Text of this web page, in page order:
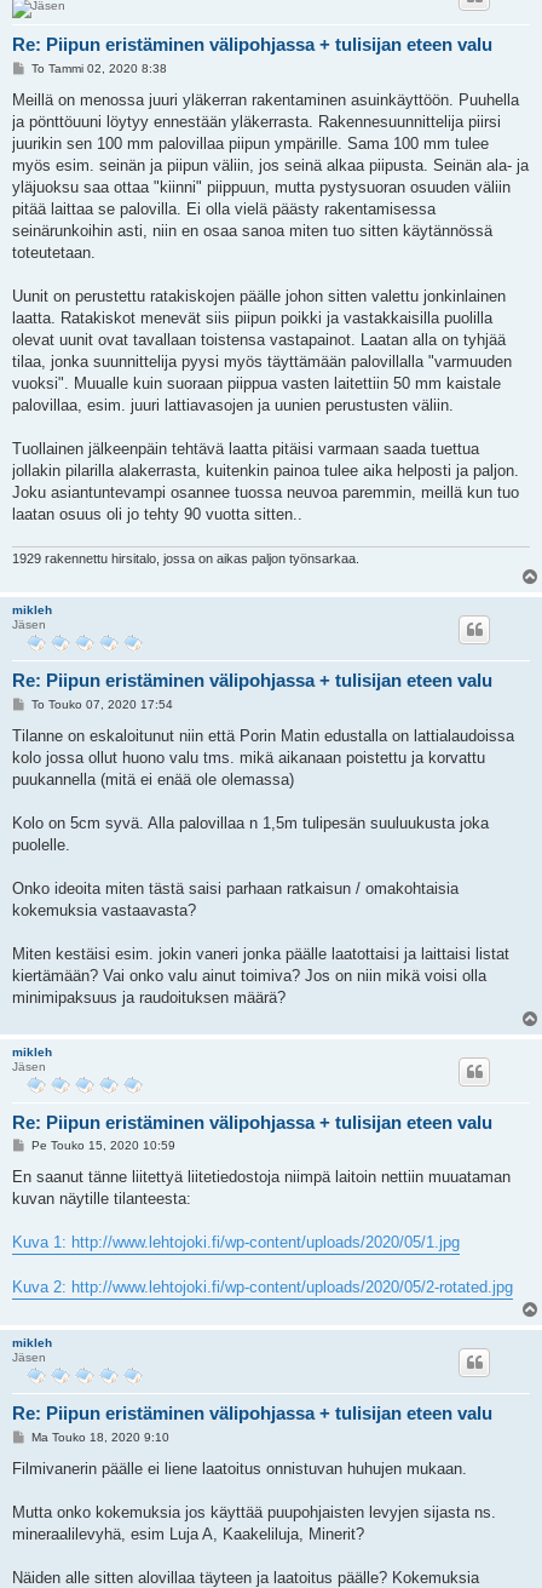
Re: Piipun eristäminen välipohjassa + tulisijan eteen valu
V
e
i
To Tammi 02, 2020 8:38
Meillä on menossa juuri yläkerran rakentaminen asuinkäyttöön. Puuhella
ja pönttöuuni löytyy ennestään yläkerrasta. Rakennesuunnittelija piirsi
juurikin sen 100 mm palovillaa piipun ympärille. Sama 100 mm tulee
myös esim. seinän ja piipun väliin, jos seinä alkaa piipusta. Seinän ala- ja
yläjuoksu saa ottaa "kiinni" piippuun, mutta pystysuoran osuuden väliin
pitää laittaa se palovilla. Ei olla vielä päästy rakentamisessa
seinärunkoihin asti, niin en osaa sanoa miten tuo sitten käytännössä
toteutetaan.
Uunit on perustettu ratakiskojen päälle johon sitten valettu jonkinlainen
laatta. Ratakiskot menevät siis piipun poikki ja vastakkaisilla puolilla
olevat uunit ovat tavallaan toistensa vastapainot. Laatan alla on tyhjää
tilaa, jonka suunnittelija pyysi myös täyttämään palovillalla "varmuuden
vuoksi". Muualle kuin suoraan piippua vasten laitettiin 50 mm kaistale
palovillaa, esim. juuri lattiavasojen ja uunien perustusten väliin.
Tuollainen jälkeenpäin tehtävä laatta pitäisi varmaan saada tuettua
jollakin pilarilla alakerrasta, kuitenkin painoa tulee aika helposti ja paljon.
Joku asiantuntevampi osannee tuossa neuvoa paremmin, meillä kun tuo
laatan osuus oli jo tehty 90 vuotta sitten..
1929 rakennettu hirsitalo, jossa on aikas paljon työnsarkaa.
mikleh
Jäsen
Re: Piipun eristäminen välipohjassa + tulisijan eteen valu
V
e
t
i
To Touko 07, 2020 17:54
Tilanne on eskaloitunut niin että Porin Matin edustalla on lattialaudoissa
kolo jossa ollut huono valu tms. mikä aikanaan poistettu ja korvattu
puukannella (mitä ei enää ole olemassa)
Kolo on 5cm syvä. Alla palovillaa n 1,5m tulipesän suuluukusta joka
puolelle.
Onko ideoita miten tästä saisi parhaan ratkaisun / omakohtaisia
kokemuksia vastaavasta?
Miten kestäisi esim. jokin vaneri jonka päälle laatottaisi ja laittaisi listat
kiertämään? Vai onko valu ainut toimiva? Jos on niin mikä voisi olla
minimipaksuus ja raudoituksen määrä?
mikleh
Jäsen
Re: Piipun eristäminen välipohjassa + tulisijan eteen valu
V
e
t
Pe Touko 15, 2020 10:59
En saanut tänne liitettyä liitetiedostoja niimpä laitoin nettiin muuataman
kuvan näytille tilanteesta:
Kuva 1: http://www.lehtojoki.fi/wp-content/uploads/2020/05/1.jpg
Kuva 2: http://www.lehtojoki.fi/wp-content/uploads/2020/05/2-rotated.jpg
mikleh
Jäsen
Re: Piipun eristäminen välipohjassa + tulisijan eteen valu
V
e
i
Ma Touko 18, 2020 9:10
Filmivanerin päälle ei liene laatoitus onnistuvan huhujen mukaan.
Mutta onko kokemuksia jos käyttää puupohjaisten levyjen sijasta ns.
mineraalilevyhä, esim Luja A, Kaakeliluja, Minerit?
Näiden alle sitten alovillaa täyteen ja laatoitus päälle? Kokemuksia